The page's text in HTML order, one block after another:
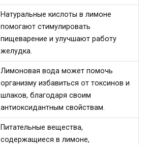
Натуральные кислоты в лимоне
помогают стимулировать
пищеварение и улучшают работу
желудка.
Лимоновая вода может помочь
организму избавиться от токсинов и
шлаков, благодаря своим
антиоксидантным свойствам.
Питательные вещества,
содержащиеся в лимоне,